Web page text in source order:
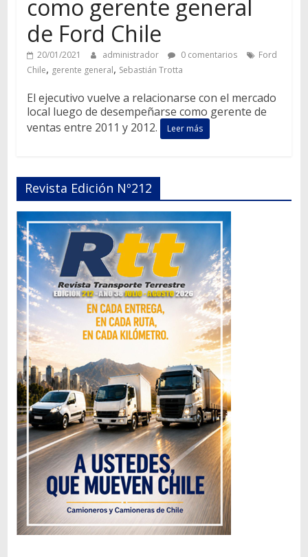
como gerente general
de Ford Chile
20/01/2021 administrador 0 comentarios
Ford
Chile, gerente general, Sebastián Trotta
El ejecutivo vuelve a relacionarse con el mercado
local luego de desempeñarse como gerente de
ventas entre 2011 y 2012.
Leer más
Revista Edición Nº212